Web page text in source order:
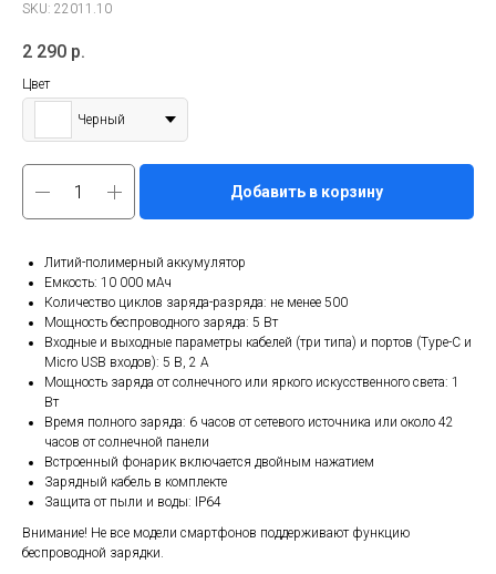
SKU: 22011.10
2 290 р.
Цвет
Черный
Добавить в корзину
Литий-полимерный аккумулятор
Емкость: 10 000 мАч
Количество циклов заряда-разряда: не менее 500
Мощность беспроводного заряда: 5 Вт
Входные и выходные параметры кабелей (три типа) и портов (Type-C и
Micro USB входов): 5 В, 2 A
Мощность заряда от солнечного или яркого искусственного света: 1
Вт
Время полного заряда: 6 часов от сетевого источника или около 42
часов от солнечной панели
Встроенный фонарик включается двойным нажатием
Зарядный кабель в комплекте
Защита от пыли и воды: IP64
Внимание! Не все модели смартфонов поддерживают функцию
беспроводной зарядки.